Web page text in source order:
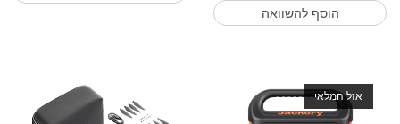
הוסף להשוואה
אזל המלאי